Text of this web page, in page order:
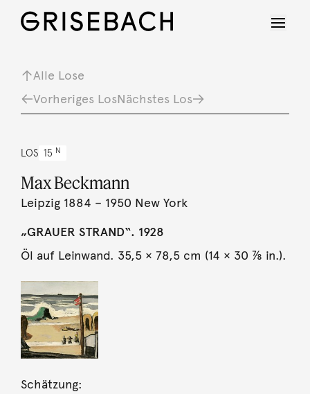
Alle Lose
Vorheriges LosNächstes Los
LOS 15 N
Max Beckmann
Leipzig 1884 – 1950 New York
„GRAUER STRAND“. 1928
Öl auf Leinwand. 35,5 × 78,5 cm (14 × 30 ⅞ in.).
Schätzung: